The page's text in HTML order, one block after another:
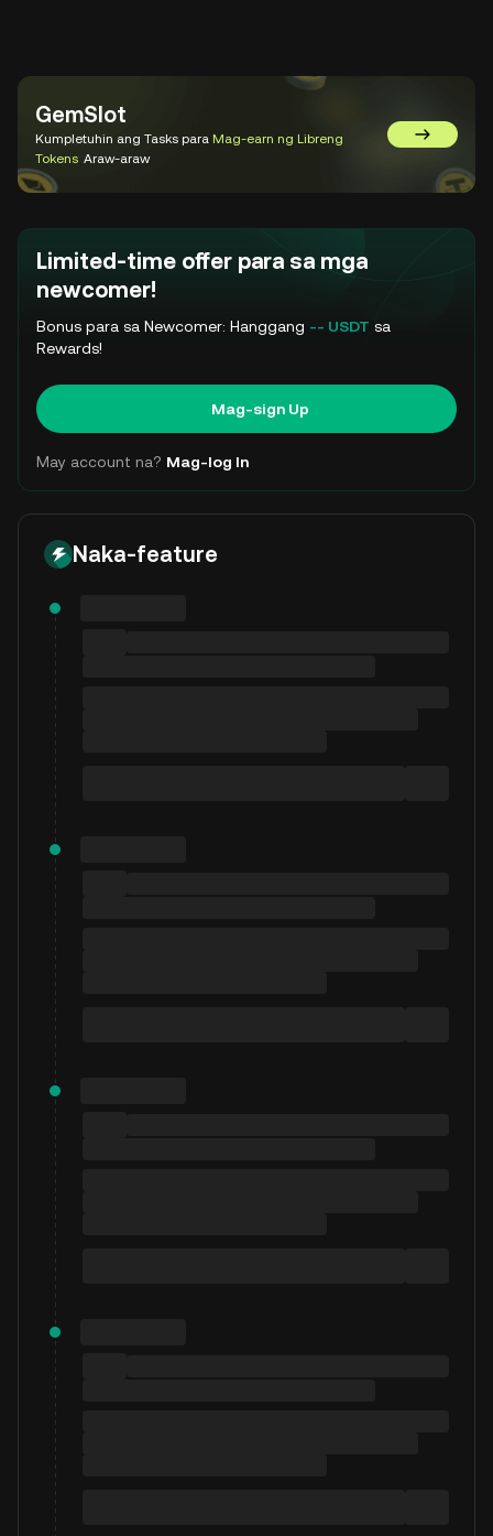
GemSlot
Kumpletuhin ang Tasks para Mag-earn ng Libreng
Tokens Araw-araw
Pumunta
Limited-time offer para sa mga
newcomer!
Bonus para sa Newcomer: Hanggang -- USDT sa
Rewards!
Mag-sign Up
May account na? Mag-log In
Naka-feature